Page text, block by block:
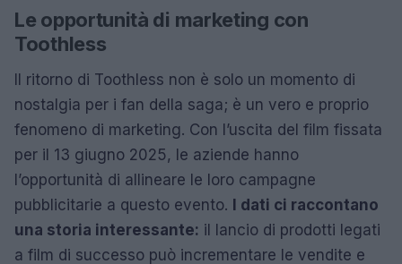
Le opportunità di marketing con
Toothless
Il ritorno di Toothless non è solo un momento di
nostalgia per i fan della saga; è un vero e proprio
fenomeno di marketing. Con l’uscita del film fissata
per il 13 giugno 2025, le aziende hanno
l’opportunità di allineare le loro campagne
pubblicitarie a questo evento. I dati ci raccontano
una storia interessante: il lancio di prodotti legati
a film di successo può incrementare le vendite e